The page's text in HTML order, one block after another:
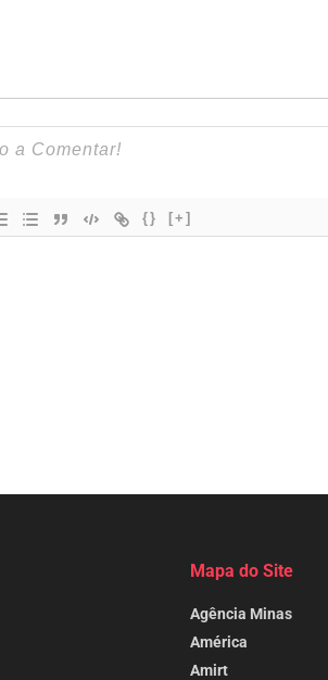
{} [+]
Mapa do Site
Agência Minas
América
Amirt